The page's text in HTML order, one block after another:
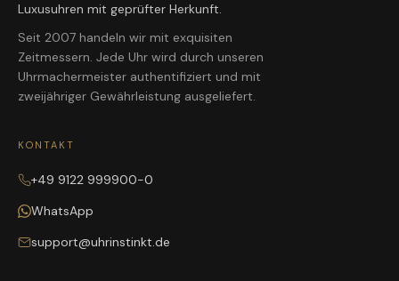
Luxusuhren mit geprüfter Herkunft.
Seit 2007 handeln wir mit exquisiten
Zeitmessern. Jede Uhr wird durch unseren
Uhrmachermeister authentifiziert und mit
zweijähriger Gewährleistung ausgeliefert.
KONTAKT
+49 9122 999900-0
WhatsApp
support@uhrinstinkt.de